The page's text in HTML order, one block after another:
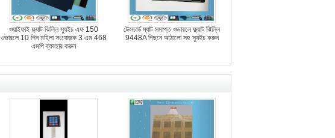
ওয়াইফাই ফ্ল্যাট ঝিল্লি স্যুইচ এফ 150
ওভারলে 10 পিন মহিলা সংযোজক 3 এম 468
এমপি ব্যবহার করুন
টেক্সচার্ড ম্যাট সমাপ্ত ওভারলে ফ্ল্যাট ঝিল্লি
9448A পিছনে আঠালো সহ স্যুইচ করুন